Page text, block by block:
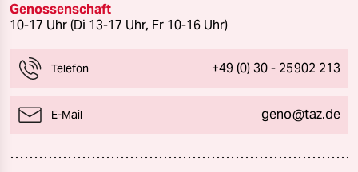
Genossenschaft
10-17 Uhr (Di 13-17 Uhr, Fr 10-16 Uhr)
Telefon +49 (0) 30 - 25902 213
E-Mail geno@taz.de